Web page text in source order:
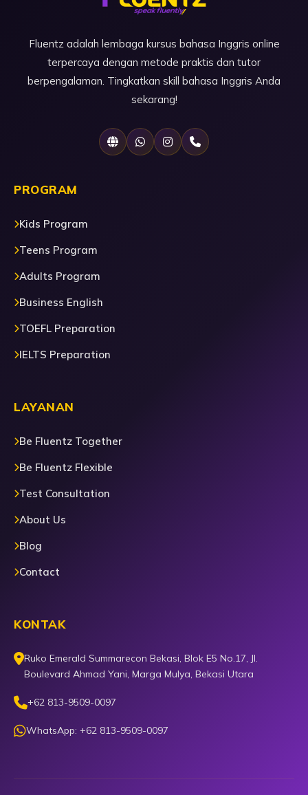
Fluentz adalah lembaga kursus bahasa Inggris online
terpercaya dengan metode praktis dan tutor
berpengalaman. Tingkatkan skill bahasa Inggris Anda
sekarang!
PROGRAM
Kids Program
Teens Program
Adults Program
Business English
TOEFL Preparation
IELTS Preparation
LAYANAN
Be Fluentz Together
Be Fluentz Flexible
Test Consultation
About Us
Blog
Contact
KONTAK
Ruko Emerald Summarecon Bekasi, Blok E5 No.17, Jl.
Boulevard Ahmad Yani, Marga Mulya, Bekasi Utara
+62 813-9509-0097
WhatsApp: +62 813-9509-0097